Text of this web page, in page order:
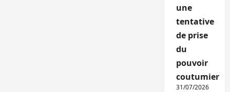
une
tentative
de prise
du
pouvoir
coutumier
31/07/2026